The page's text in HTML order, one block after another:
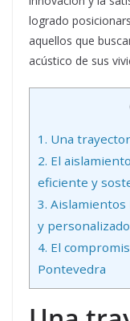
logrado
aquellos que
acústico de sus
1. Una
2. El
eficiente y
3. Aislamientos
y personalizado
4. El
Pontevedra